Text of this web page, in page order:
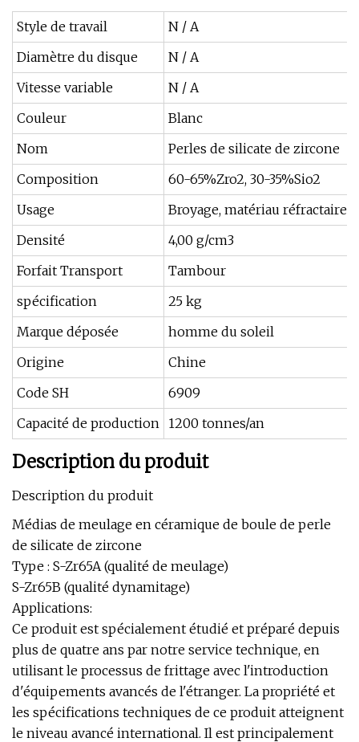
Style de travail
N / A
Diamètre du disque
N / A
Vitesse variable
N / A
Couleur
Blanc
Nom
Perles de silicate de zircone
Composition
60-65%Zro2, 30-35%Sio2
Usage
Broyage, matériau réfractaire
Densité
4,00 g/cm3
Forfait Transport
Tambour
spécification
25 kg
Marque déposée
homme du soleil
Origine
Chine
Code SH
6909
Capacité de production 1200 tonnes/an
Description du produit
Description du produit
Médias de meulage en céramique de boule de perle
de silicate de zircone
Type : S-Zr65A (qualité de meulage)
S-Zr65B (qualité dynamitage)
Applications:
Ce produit est spécialement étudié et préparé depuis
plus de quatre ans par notre service technique, en
utilisant le processus de frittage avec l'introduction
d'équipements avancés de l'étranger. La propriété et
les spécifications techniques de ce produit atteignent
le niveau avancé international. Il est principalement